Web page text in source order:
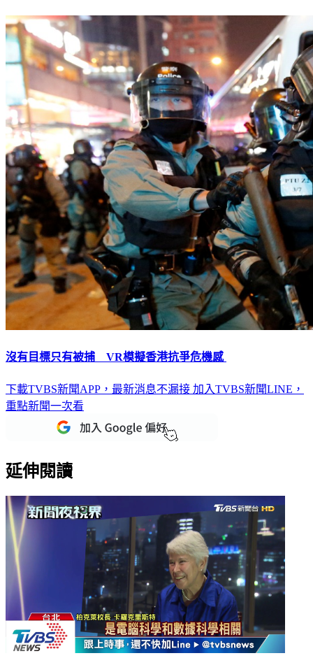
沒有目標只有被捕 VR模擬香港抗爭危機感
下載TVBS新聞APP，最新消息不漏接 加入TVBS新聞LINE，
重點新聞一次看
延伸閱讀